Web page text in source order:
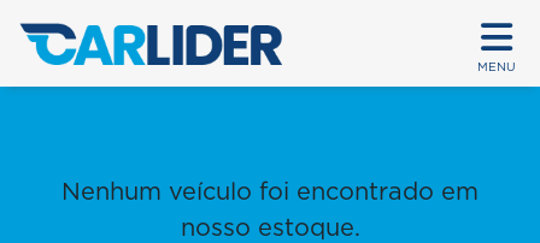
MENU
Nenhum veículo foi encontrado em
nosso estoque.